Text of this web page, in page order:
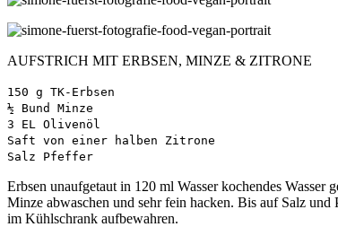
AUFSTRICH MIT ERBSEN, MINZE & ZITRONE
150 g TK-Erbsen
½ Bund Minze
3 EL Olivenöl
Saft von einer halben Zitrone
Salz Pfeffer
Erbsen unaufgetaut in 120 ml Wasser kochendes
Minze abwaschen und sehr fein hacken. Bis auf Salz
im Kühlschrank aufbewahren.